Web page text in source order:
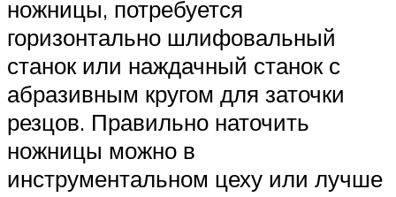
ножницы, потребуется
горизонтально шлифовальный
станок или наждачный станок с
абразивным кругом для заточки
резцов. Правильно наточить
ножницы можно в
инструментальном цеху или лучше